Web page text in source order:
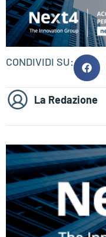
CONDIVIDI SU:
La Redazione